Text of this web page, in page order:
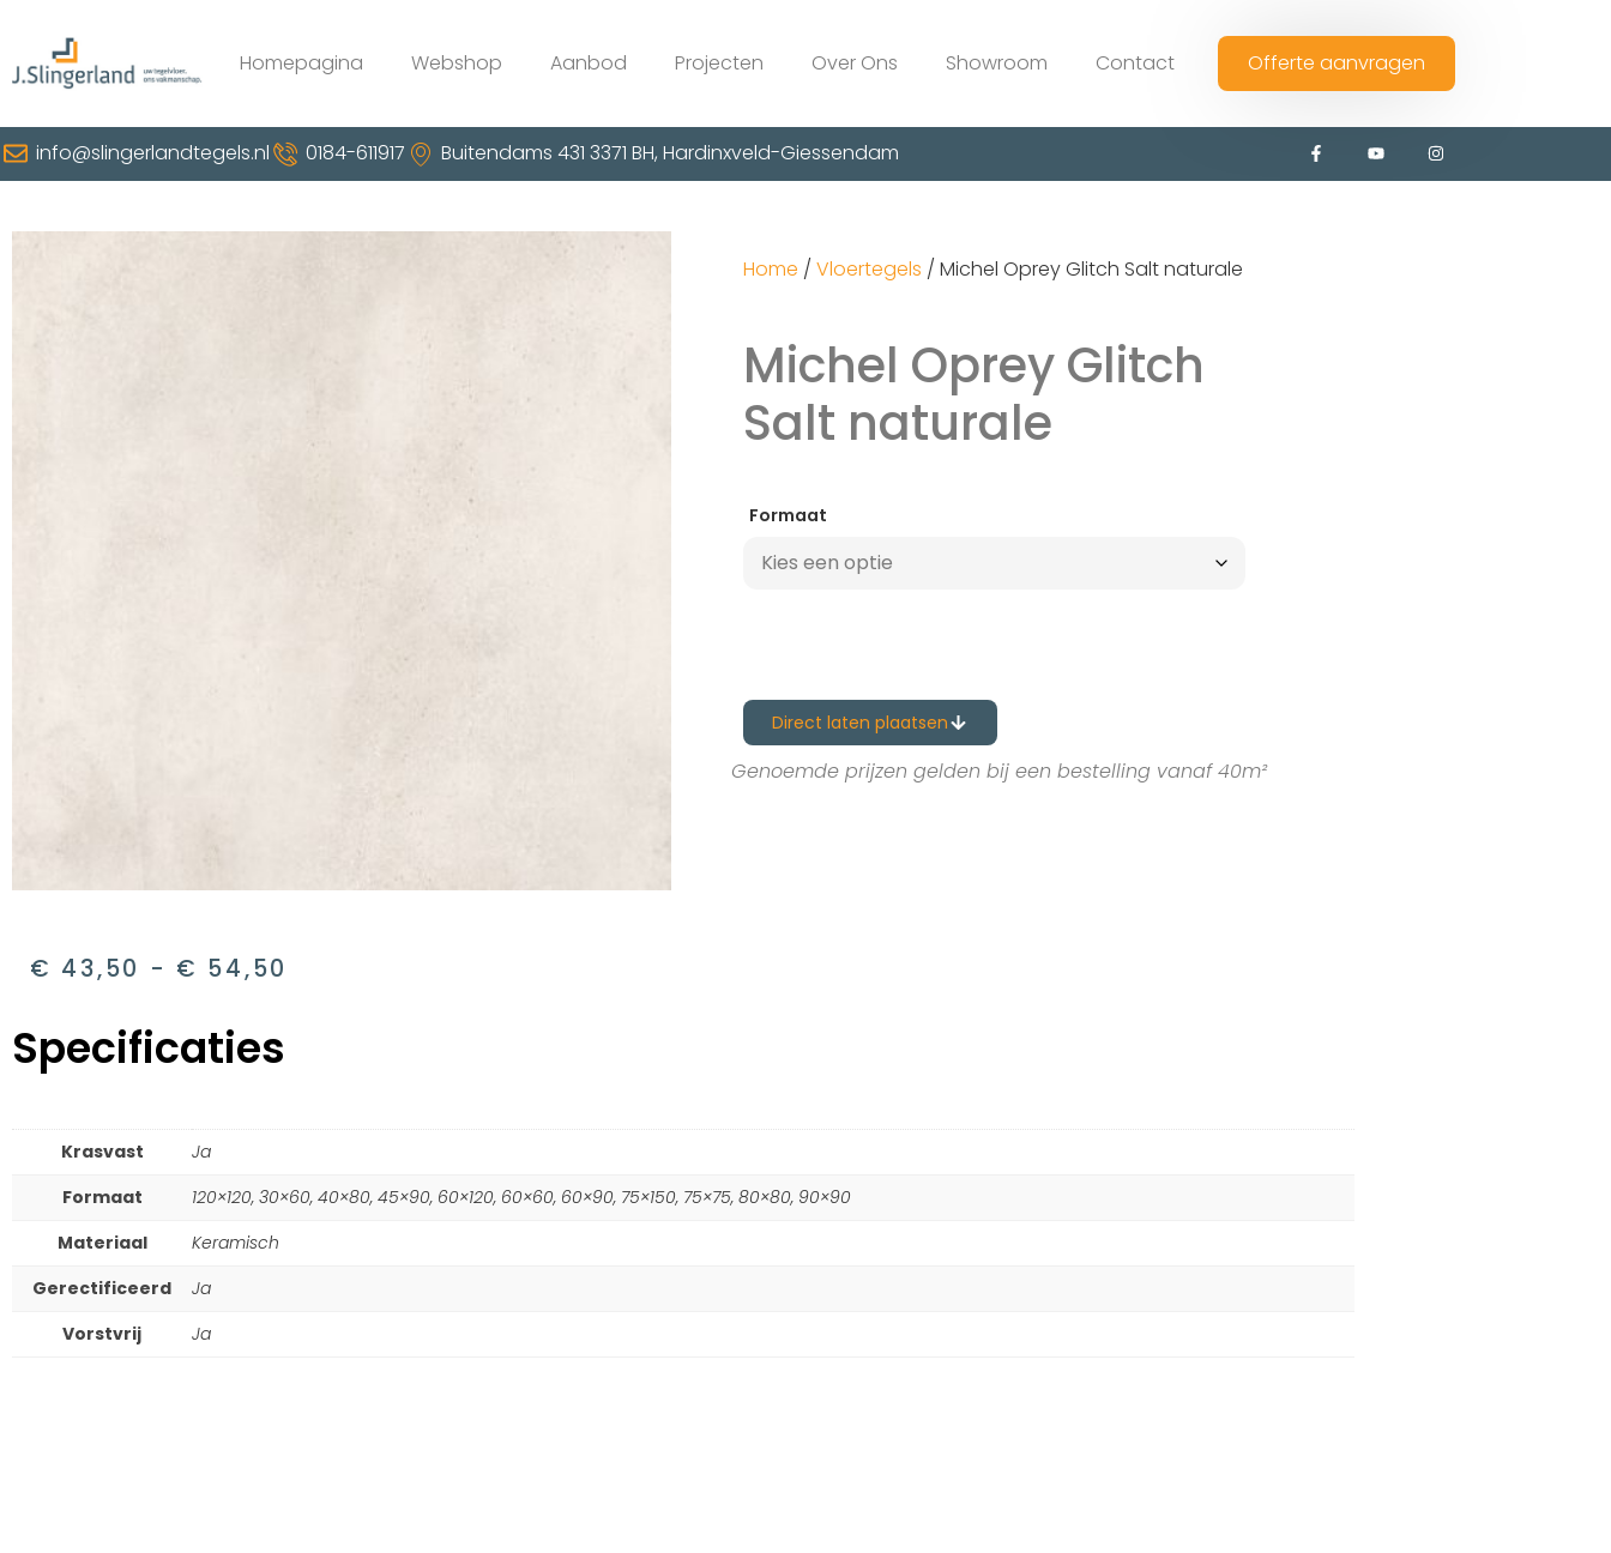
Homepagina Webshop Aanbod Projecten Over Ons Showroom Contact Offerte aanvragen
info@slingerlandtegels.nl 0184-611917 Buitendams 431 3371 BH, Hardinxveld-Giessendam
€ 43,50 - € 54,50
Home / Vloertegels / Michel Oprey Glitch Salt naturale
Michel Oprey Glitch
Salt naturale
Formaat
Direct laten plaatsen
Genoemde prijzen gelden bij een bestelling vanaf 40m²
Specificaties
Krasvast
Ja
Formaat
120×120, 30×60, 40×80, 45×90, 60×120, 60×60, 60×90, 75×150, 75×75, 80×80, 90×90
Materiaal
Keramisch
Gerectificeerd
Ja
Vorstvrij
Ja